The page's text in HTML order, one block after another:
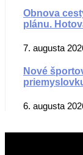
Obnova
plánu.
7. augusta
Nové
6. augusta